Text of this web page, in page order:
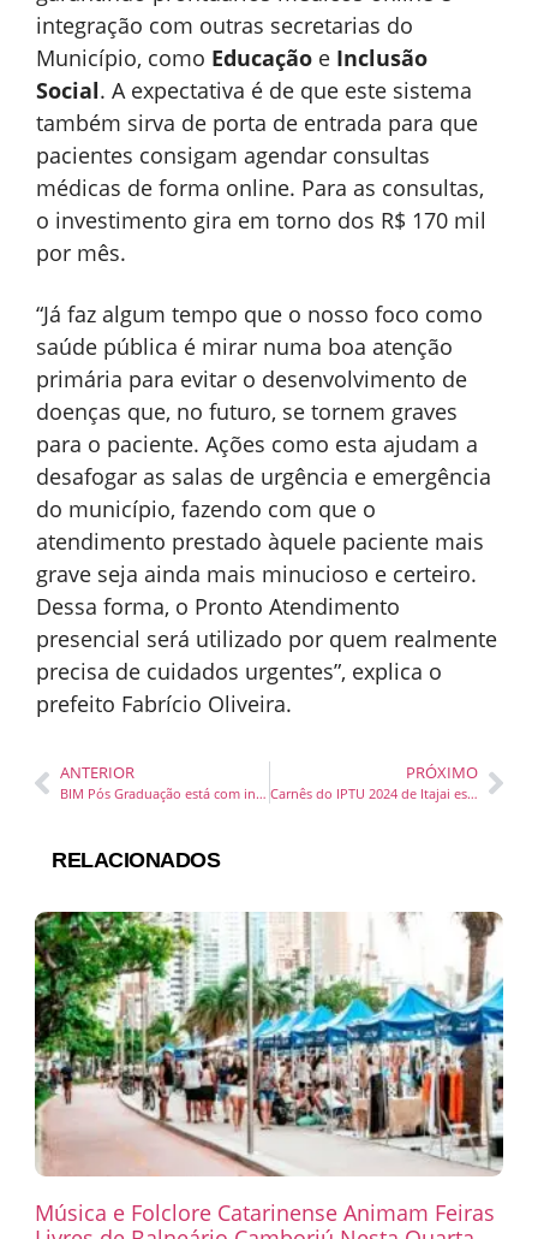
integração com outras secretarias do
Município, como Educação e Inclusão
Social. A expectativa é de que este sistema
também sirva de porta de entrada para que
pacientes consigam agendar consultas
médicas de forma online. Para as consultas,
o investimento gira em torno dos R$ 170 mil
por mês.
“Já faz algum tempo que o nosso foco como
saúde pública é mirar numa boa atenção
primária para evitar o desenvolvimento de
doenças que, no futuro, se tornem graves
para o paciente. Ações como esta ajudam a
desafogar as salas de urgência e emergência
do município, fazendo com que o
atendimento prestado àquele paciente mais
grave seja ainda mais minucioso e certeiro.
Dessa forma, o Pronto Atendimento
presencial será utilizado por quem realmente
precisa de cuidados urgentes”, explica o
prefeito Fabrício Oliveira.
ANTERIOR
BIM Pós Graduação está com inscrições abertas
PRÓXIMO
Carnês do IPTU 2024 de Itajai estão disponíveis na internet com 20% de desconto à vista
RELACIONADOS
Música e Folclore Catarinense Animam Feiras